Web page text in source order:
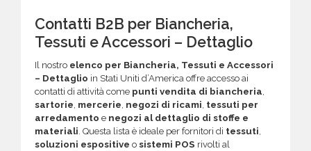
Contatti B2B per Biancheria,
Tessuti e Accessori – Dettaglio
Il nostro elenco per Biancheria, Tessuti e Accessori
– Dettaglio in Stati Uniti d’America offre accesso ai
contatti di attività come punti vendita di biancheria,
sartorie, mercerie, negozi di ricami, tessuti per
arredamento e negozi al dettaglio di stoffe e
materiali. Questa lista è ideale per fornitori di tessuti,
soluzioni espositive o sistemi POS rivolti al